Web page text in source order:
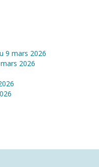
9 mars 2026
2026